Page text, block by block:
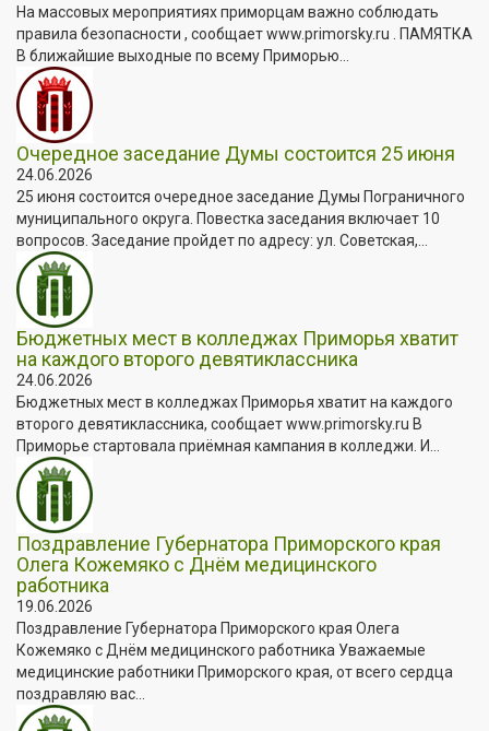
На массовых мероприятиях приморцам важно соблюдать
правила безопасности , сообщает www.primorsky.ru . ПАМЯТКА
В ближайшие выходные по всему Приморью...
Очередное заседание Думы состоится 25 июня
24.06.2026
25 июня состоится очередное заседание Думы Пограничного
муниципального округа. Повестка заседания включает 10
вопросов. Заседание пройдет по адресу: ул. Советская,...
Бюджетных мест в колледжах Приморья хватит
на каждого второго девятиклассника
24.06.2026
Бюджетных мест в колледжах Приморья хватит на каждого
второго девятиклассника, сообщает www.primorsky.ru В
Приморье стартовала приёмная кампания в колледжи. И...
Поздравление Губернатора Приморского края
Олега Кожемяко с Днём медицинского
работника
19.06.2026
Поздравление Губернатора Приморского края Олега
Кожемяко с Днём медицинского работника Уважаемые
медицинские работники Приморского края, от всего сердца
поздравляю вас...